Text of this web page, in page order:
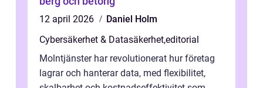
12 april 2026
Daniel Holm
Cybersäkerhet & Datasäkerhet,editorial
Molntjänster har revolutionerat hur företag
lagrar och hanterar data, med flexibilitet,